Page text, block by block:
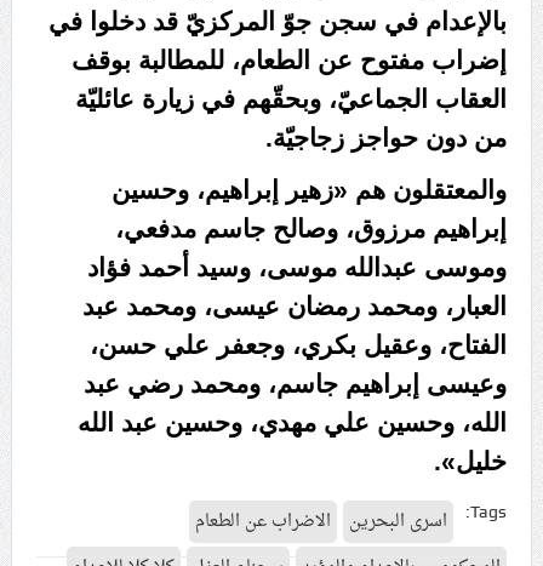
بالإعدام في سجن جوّ المركزيّ قد دخلوا في
إضراب مفتوح عن الطعام، للمطالبة بوقف
العقاب الجماعيّ، وبحقّهم في زيارة عائليّة
من دون حواجز زجاجيّة.
والمعتقلون هم «زهير إبراهيم، وحسين
إبراهيم مرزوق، وصالح جاسم مدفعي،
وموسى عبدالله موسى، وسيد أحمد فؤاد
العبار، ومحمد رمضان عيسى، ومحمد عبد
الفتاح، وعقيل بكري، وجعفر علي حسن،
وعيسى إبراهيم جاسم، ومحمد رضي عبد
الله، وحسين علي مهدي، وحسين عبد الله
خليل».
Tags: اسرى البحرين
الاضراب عن الطعام